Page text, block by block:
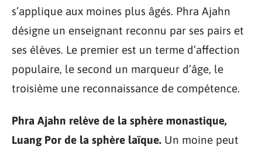
s’applique aux moines plus âgés. Phra Ajahn
désigne un enseignant reconnu par ses pairs et
ses élèves. Le premier est un terme d’affection
populaire, le second un marqueur d’âge, le
troisième une reconnaissance de compétence.
Phra Ajahn relève de la sphère monastique,
Luang Por de la sphère laïque. Un moine peut